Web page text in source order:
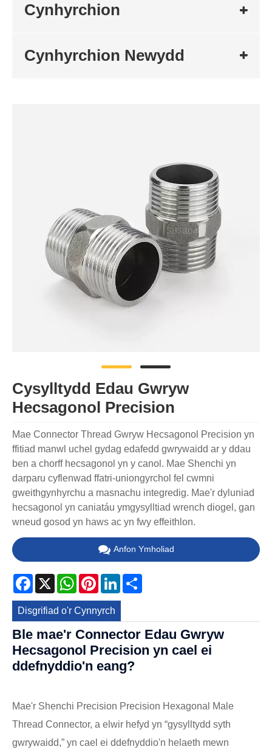
Cynhyrchion
Cynhyrchion Newydd
Cysylltydd Edau Gwryw
Hecsagonol Precision
Mae Connector Thread Gwryw Hecsagonol Precision yn
ffitiad manwl uchel gydag edafedd gwrywaidd ar y ddau
ben a chorff hecsagonol yn y canol. Mae Shenchi yn
darparu cyflenwad ffatri-uniongyrchol fel cwmni
gweithgynhyrchu a masnachu integredig. Mae'r dyluniad
hecsagonol yn caniatáu ymgysylltiad wrench diogel, gan
wneud gosod yn haws ac yn fwy effeithlon.
Anfon Ymholiad
Facebook
X WhatsApp
PinterestLinkedIn
Disgrifiad o'r Cynnyrch
Ble mae'r Connector Edau Gwryw
Hecsagonol Precision yn cael ei
ddefnyddio'n eang?
Mae'r Shenchi Precision Precision Hexagonal Male
Thread Connector, a elwir hefyd yn “gysylltydd syth
gwrywaidd,” yn cael ei ddefnyddio'n helaeth mewn